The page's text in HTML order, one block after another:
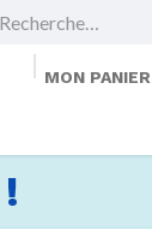
MON PANIER